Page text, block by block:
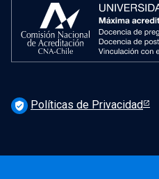
verified_user Políticas de Privacidad